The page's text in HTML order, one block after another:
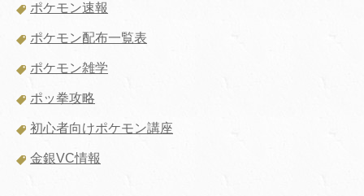
ポケモン速報
ポケモン配布一覧表
ポケモン雑学
ポッ拳攻略
初心者向けポケモン講座
金銀VC情報